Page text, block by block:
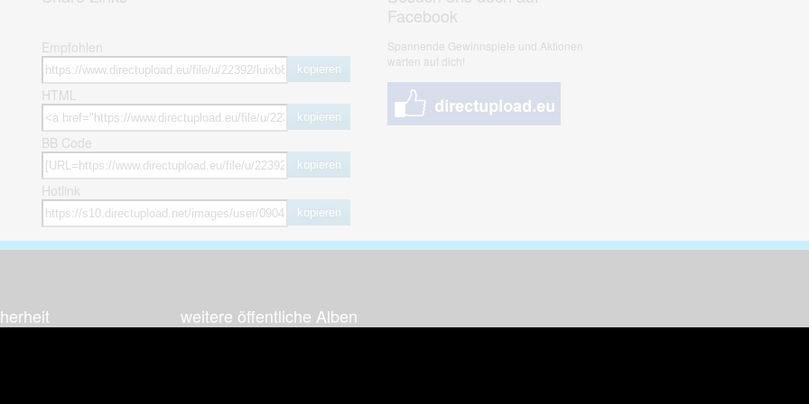
Empfohlen
kopieren
HTML
kopieren
BB Code
kopieren
Hotlink
kopieren
Facebook
Spannende Gewinnspiele und Aktionen
warten auf dich!
weitere öffentliche Alben